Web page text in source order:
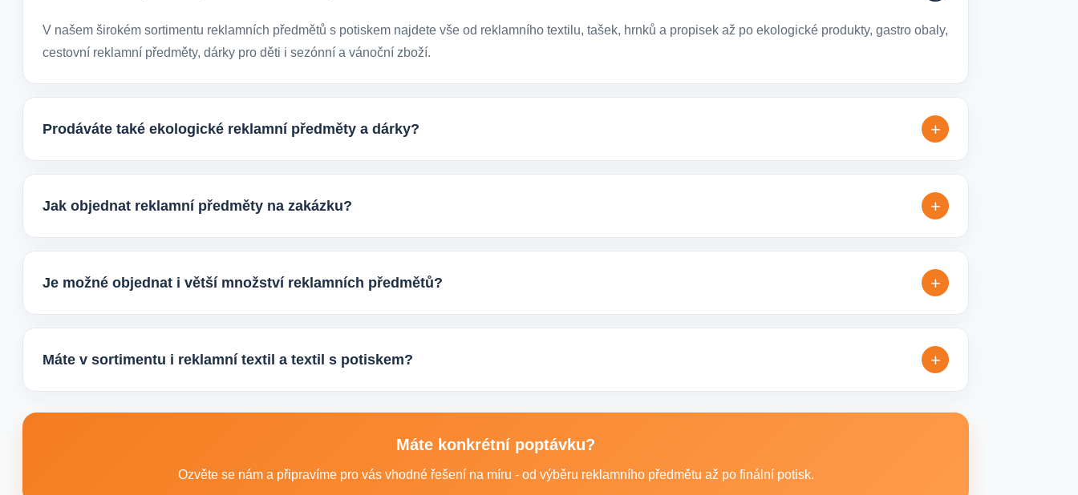
V našem širokém sortimentu reklamních předmětů s potiskem najdete vše od reklamního textilu, tašek, hrnků a propisek až po ekologické produkty, gastro obaly,
cestovní reklamní předměty, dárky pro děti i sezónní a vánoční zboží.
Prodáváte také ekologické reklamní předměty a dárky? +
Ano, v e-shopu europegift.eu najdete velký výběr ekologických reklamních předmětů. K dispozici jsou i ekologicky udržitelné varianty, které jsou vhodné pro
Jak objednat reklamní předměty na zakázku? +
Velmi snadno. Stačí zaslat poptávku s požadavky k produktu, počtem kusů a představou o potisku. Následně si s vámi upřesníme doplňující detaily, doporučíme
Je možné objednat i větší množství reklamních předmětů? +
Ano, zajišťujeme i větší objemy výroby tisíců nebo i deseti tisíců kusů pro firmy, eventy, gastro provozy nebo dlouhodobé reklamní kampaně. Připravíme ideální
Máte v sortimentu i reklamní textil a textil s potiskem? +
Máte konkrétní poptávku?
Ozvěte se nám a připravíme pro vás vhodné řešení na míru - od výběru reklamního předmětu až po finální potisk.